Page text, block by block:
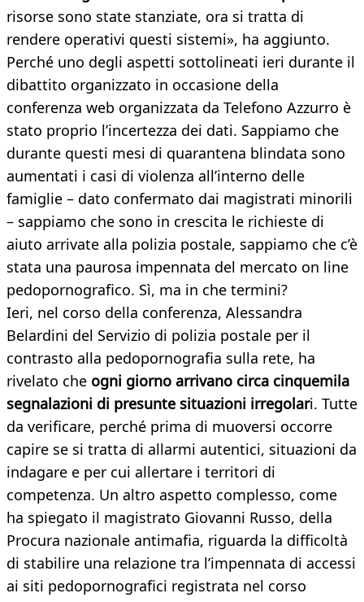
risorse sono state stanziate, ora si tratta di
rendere operativi questi sistemi», ha aggiunto.
Perché uno degli aspetti sottolineati ieri durante il
dibattito organizzato in occasione della
conferenza web organizzata da Telefono Azzurro è
stato proprio l’incertezza dei dati. Sappiamo che
durante questi mesi di quarantena blindata sono
aumentati i casi di violenza all’interno delle
famiglie – dato confermato dai magistrati minorili
– sappiamo che sono in crescita le richieste di
aiuto arrivate alla polizia postale, sappiamo che c’è
stata una paurosa impennata del mercato on line
pedopornografico. Sì, ma in che termini?
Ieri, nel corso della conferenza, Alessandra
Belardini del Servizio di polizia postale per il
contrasto alla pedopornografia sulla rete, ha
rivelato che ogni giorno arrivano circa cinquemila
segnalazioni di presunte situazioni irregolari. Tutte
da verificare, perché prima di muoversi occorre
capire se si tratta di allarmi autentici, situazioni da
indagare e per cui allertare i territori di
competenza. Un altro aspetto complesso, come
ha spiegato il magistrato Giovanni Russo, della
Procura nazionale antimafia, riguarda la difficoltà
di stabilire una relazione tra l’impennata di accessi
ai siti pedopornografici registrata nel corso